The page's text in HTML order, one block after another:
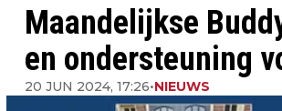
Maandelijkse
en ondersteuning
20 JUN 2024, 17:26•NIEUWS